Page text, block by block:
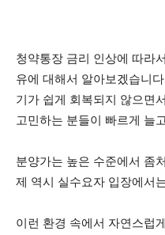
청약통장 금리 인상에 따라
유에 대해서 알아보겠습니
기가 쉽게 회복되지 않으면
고민하는 분들이 빠르게 늘
분양가는 높은 수준에서 좀
제 역시 실수요자 입장에서
이런 환경 속에서 자연스럽